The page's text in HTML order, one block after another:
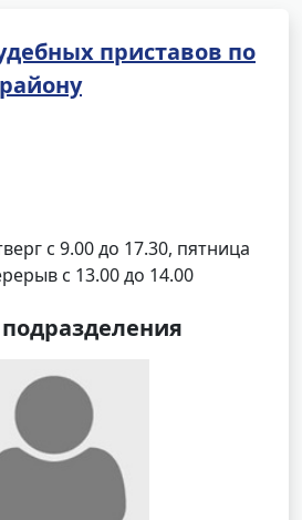
приставов по
с 9.00 до 17.30, пятница
с 13.00 до 14.00